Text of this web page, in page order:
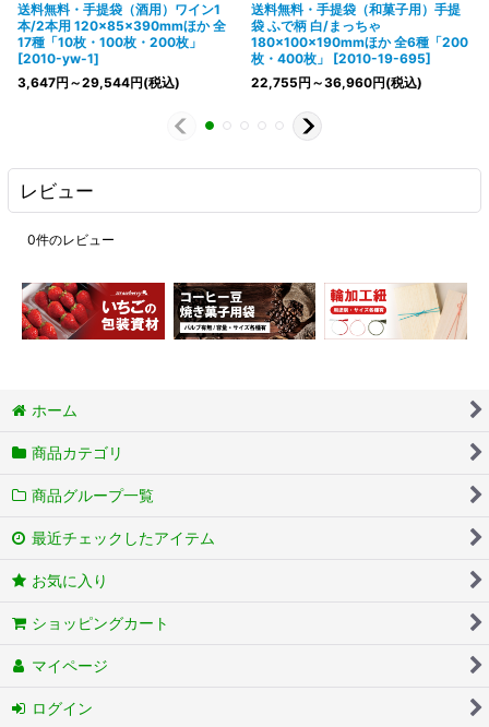
送料無料・手提袋（酒用）ワイン1
本/2本用 120×85×390mmほか 全
17種「10枚・100枚・200枚」
[2010-yw-1]
3,647円 ～29,544円(税込)
送料無料・手提袋（和菓子用）手提
袋 ふで柄 白/まっちゃ
180×100×190mmほか 全6種「200
枚・400枚」
[2010-19-695]
22,755円 ～36,960円(税込)
レビュー
0件のレビュー
ホーム
商品カテゴリ
商品グループ一覧
最近チェックしたアイテム
お気に入り
ショッピングカート
マイページ
ログイン